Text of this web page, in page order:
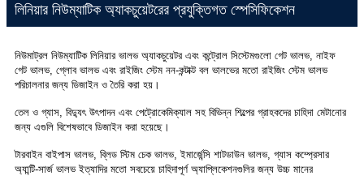
লিনিয়ার নিউম্যাটিক অ্যাকচুয়েটরের প্রযুক্তিগত স্পেসিফিকেশন
নিউমাট্রল নিউম্যাটিক লিনিয়ার ভালভ অ্যাকচুয়েটর এবং কন্ট্রোল সিস্টেমগুলো গেট ভালভ, নাইফ
গেট ভালভ, গ্লোব ভালভ এবং রাইজিং স্টেম নন-কন্টাক্ট বল ভালভের মতো রাইজিং স্টেম ভালভ
পরিচালনার জন্য ডিজাইন ও তৈরি করা হয়।
তেল ও গ্যাস, বিদ্যুৎ উৎপাদন এবং পেট্রোকেমিক্যাল সহ বিভিন্ন শিল্পের গ্রাহকদের চাহিদা মেটানোর
জন্য এগুলি বিশেষভাবে ডিজাইন করা হয়েছে।
টারবাইন বাইপাস ভালভ, ব্লিড স্টিম চেক ভালভ, ইমার্জেন্সি শাটডাউন ভালভ, গ্যাস কম্প্রেসার
অ্যান্টি-সার্জ ভালভ ইত্যাদির মতো সবচেয়ে চাহিদাপূর্ণ অ্যাপ্লিকেশনগুলির জন্য উচ্চ মানের